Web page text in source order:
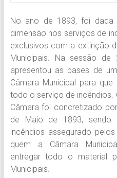
No ano de 1893, foi dada
dimensão nos serviços de
exclusivos com a extinção
Municipais. Na sessão
apresentou as bases de
Câmara Municipal para
todo o serviço de
Câmara foi concretizado
de Maio de 1893,
incêndios assegurado
quem a Câmara
entregar todo o material
Municipais.